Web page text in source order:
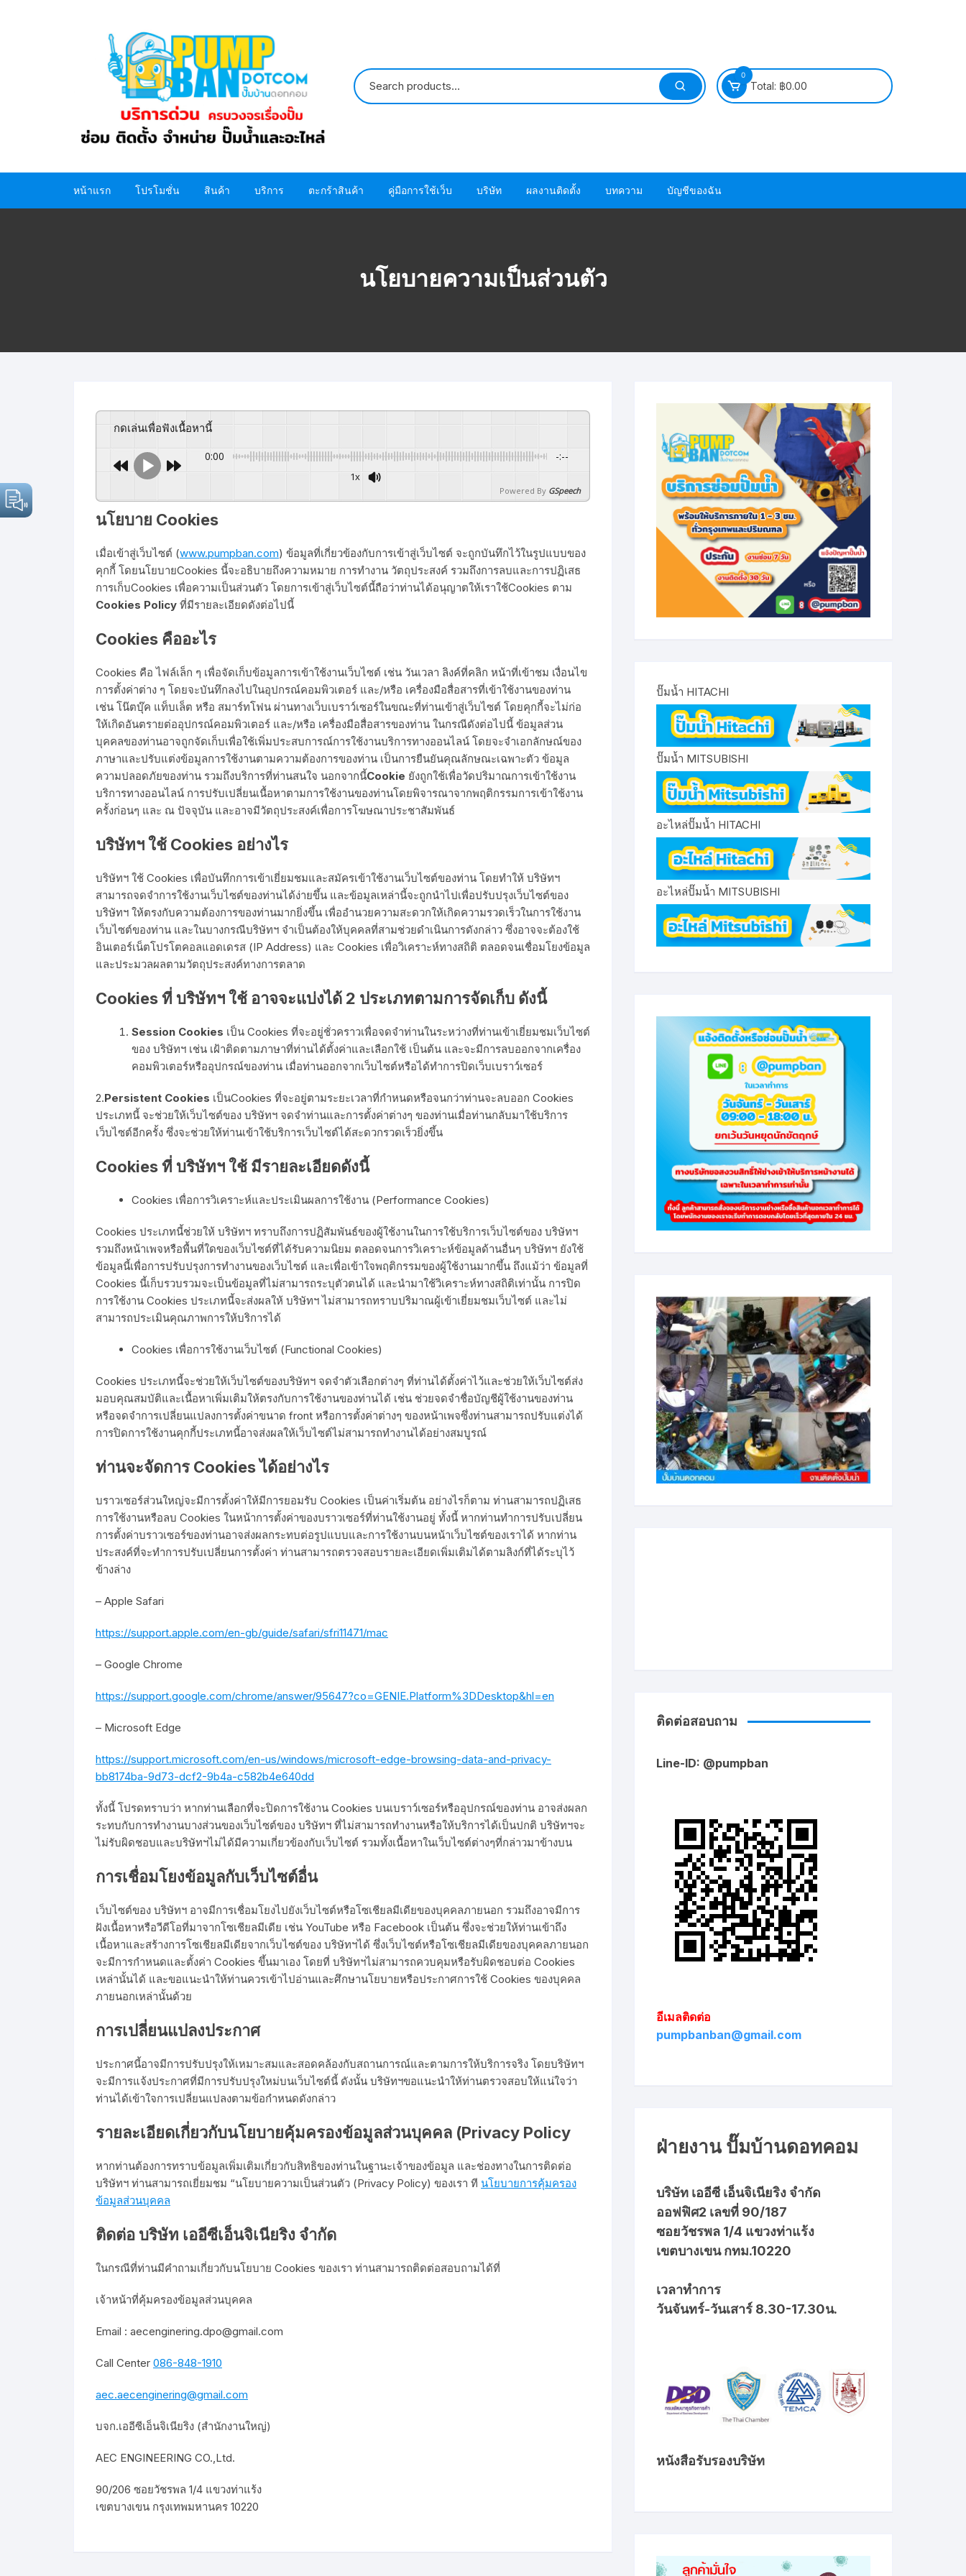
0
Total: ฿0.00
หน้าแรก โปรโมชั่น สินค้า
HITACHI
บริการ ตะกร้าสินค้า คู่มือการใช้เว็บ บริษัท ผลงานติดตั้ง บทความ บัญชีของฉัน
นโยบายความเป็นส่วนตัว
กดเล่นเพื่อฟังเนื้อหานี้
0:00 -:--
1x
Powered By GSpeech
นโยบาย Cookies
เมื่อเข้าสู่เว็บไซต์ (www.pumpban.com) ข้อมูลที่เกี่ยวข้องกับการเข้าสู่เว็บไซต์ จะถูกบันทึกไว้ในรูปแบบของ
คุกกี้ โดยนโยบายCookies นี้จะอธิบายถึงความหมาย การทำงาน วัตถุประสงค์ รวมถึงการลบและการปฏิเสธ
การเก็บCookies เพื่อความเป็นส่วนตัว โดยการเข้าสู่เว็บไซต์นี้ถือว่าท่านได้อนุญาตให้เราใช้Cookies ตาม
Cookies Policy ที่มีรายละเอียดดังต่อไปนี้
Cookies คืออะไร
Cookies คือ ไฟล์เล็ก ๆ เพื่อจัดเก็บข้อมูลการเข้าใช้งานเว็บไซต์ เช่น วันเวลา ลิงค์ที่คลิก หน้าที่เข้าชม เงื่อนไข
การตั้งค่าต่าง ๆ โดยจะบันทึกลงไปในอุปกรณ์คอมพิวเตอร์ และ/หรือ เครื่องมือสื่อสารที่เข้าใช้งานของท่าน
เช่น โน๊ตบุ๊ค แท็บเล็ต หรือ สมาร์ทโฟน ผ่านทางเว็บเบราว์เซอร์ในขณะที่ท่านเข้าสู่เว็บไซต์ โดยคุกกี้จะไม่ก่อ
ให้เกิดอันตรายต่ออุปกรณ์คอมพิวเตอร์ และ/หรือ เครื่องมือสื่อสารของท่าน ในกรณีดังต่อไปนี้ ข้อมูลส่วน
บุคคลของท่านอาจถูกจัดเก็บเพื่อใช้เพิ่มประสบการณ์การใช้งานบริการทางออนไลน์ โดยจะจำเอกลักษณ์ของ
ภาษาและปรับแต่งข้อมูลการใช้งานตามความต้องการของท่าน เป็นการยืนยันคุณลักษณะเฉพาะตัว ข้อมูล
ความปลอดภัยของท่าน รวมถึงบริการที่ท่านสนใจ นอกจากนี้Cookie ยังถูกใช้เพื่อวัดปริมาณการเข้าใช้งาน
บริการทางออนไลน์ การปรับเปลี่ยนเนื้อหาตามการใช้งานของท่านโดยพิจารณาจากพฤติกรรมการเข้าใช้งาน
ครั้งก่อนๆ และ ณ ปัจจุบัน และอาจมีวัตถุประสงค์เพื่อการโฆษณาประชาสัมพันธ์
บริษัทฯ ใช้ Cookies อย่างไร
บริษัทฯ ใช้ Cookies เพื่อบันทึกการเข้าเยี่ยมชมและสมัครเข้าใช้งานเว็บไซต์ของท่าน โดยทำให้ บริษัทฯ
สามารถจดจำการใช้งานเว็บไซต์ของท่านได้ง่ายขึ้น และข้อมูลเหล่านี้จะถูกนำไปเพื่อปรับปรุงเว็บไซต์ของ
บริษัทฯ ให้ตรงกับความต้องการของท่านมากยิ่งขึ้น เพื่ออำนวยความสะดวกให้เกิดความรวดเร็วในการใช้งาน
เว็บไซต์ของท่าน และในบางกรณีบริษัทฯ จำเป็นต้องให้บุคคลที่สามช่วยดำเนินการดังกล่าว ซึ่งอาจจะต้องใช้
อินเตอร์เน็ตโปรโตคอลแอดเดรส (IP Address) และ Cookies เพื่อวิเคราะห์ทางสถิติ ตลอดจนเชื่อมโยงข้อมูล
และประมวลผลตามวัตถุประสงค์ทางการตลาด
Cookies ที่ บริษัทฯ ใช้ อาจจะแบ่งได้ 2 ประเภทตามการจัดเก็บ ดังนี้
Session Cookies เป็น Cookies ที่จะอยู่ชั่วคราวเพื่อจดจำท่านในระหว่างที่ท่านเข้าเยี่ยมชมเว็บไซต์
ของ บริษัทฯ เช่น เฝ้าติดตามภาษาที่ท่านได้ตั้งค่าและเลือกใช้ เป็นต้น และจะมีการลบออกจากเครื่อง
คอมพิวเตอร์หรืออุปกรณ์ของท่าน เมื่อท่านออกจากเว็บไซต์หรือได้ทำการปิดเว็บเบราว์เซอร์
2.Persistent Cookies เป็นCookies ที่จะอยู่ตามระยะเวลาที่กำหนดหรือจนกว่าท่านจะลบออก Cookies
ประเภทนี้ จะช่วยให้เว็บไซต์ของ บริษัทฯ จดจำท่านและการตั้งค่าต่างๆ ของท่านเมื่อท่านกลับมาใช้บริการ
เว็บไซต์อีกครั้ง ซึ่งจะช่วยให้ท่านเข้าใช้บริการเว็บไซต์ได้สะดวกรวดเร็วยิ่งขึ้น
Cookies ที่ บริษัทฯ ใช้ มีรายละเอียดดังนี้
Cookies เพื่อการวิเคราะห์และประเมินผลการใช้งาน (Performance Cookies)
Cookies ประเภทนี้ช่วยให้ บริษัทฯ ทราบถึงการปฏิสัมพันธ์ของผู้ใช้งานในการใช้บริการเว็บไซต์ของ บริษัทฯ
รวมถึงหน้าเพจหรือพื้นที่ใดของเว็บไซต์ที่ได้รับความนิยม ตลอดจนการวิเคราะห์ข้อมูลด้านอื่นๆ บริษัทฯ ยังใช้
ข้อมูลนี้เพื่อการปรับปรุงการทำงานของเว็บไซต์ และเพื่อเข้าใจพฤติกรรมของผู้ใช้งานมากขึ้น ถึงแม้ว่า ข้อมูลที่
Cookies นี้เก็บรวบรวมจะเป็นข้อมูลที่ไม่สามารถระบุตัวตนได้ และนำมาใช้วิเคราะห์ทางสถิติเท่านั้น การปิด
การใช้งาน Cookies ประเภทนี้จะส่งผลให้ บริษัทฯ ไม่สามารถทราบปริมาณผู้เข้าเยี่ยมชมเว็บไซต์ และไม่
สามารถประเมินคุณภาพการให้บริการได้
Cookies เพื่อการใช้งานเว็บไซต์ (Functional Cookies)
Cookies ประเภทนี้จะช่วยให้เว็บไซต์ของบริษัทฯ จดจำตัวเลือกต่างๆ ที่ท่านได้ตั้งค่าไว้และช่วยให้เว็บไซต์ส่ง
มอบคุณสมบัติและเนื้อหาเพิ่มเติมให้ตรงกับการใช้งานของท่านได้ เช่น ช่วยจดจำชื่อบัญชีผู้ใช้งานของท่าน
หรือจดจำการเปลี่ยนแปลงการตั้งค่าขนาด front หรือการตั้งค่าต่างๆ ของหน้าเพจซึ่งท่านสามารถปรับแต่งได้
การปิดการใช้งานคุกกี้ประเภทนี้อาจส่งผลให้เว็บไซต์ไม่สามารถทำงานได้อย่างสมบูรณ์
ท่านจะจัดการ Cookiesได้อย่างไร
บราวเซอร์ส่วนใหญ่จะมีการตั้งค่าให้มีการยอมรับ Cookies เป็นค่าเริ่มต้น อย่างไรก็ตาม ท่านสามารถปฏิเสธ
การใช้งานหรือลบ Cookies ในหน้าการตั้งค่าของบราวเซอร์ที่ท่านใช้งานอยู่ ทั้งนี้ หากท่านทำการปรับเปลี่ยน
การตั้งค่าบราวเซอร์ของท่านอาจส่งผลกระทบต่อรูปแบบและการใช้งานบนหน้าเว็บไซต์ของเราได้ หากท่าน
ประสงค์ที่จะทำการปรับเปลี่ยนการตั้งค่า ท่านสามารถตรวจสอบรายละเอียดเพิ่มเติมได้ตามลิงก์ที่ได้ระบุไว้
ข้างล่าง
– Apple Safari
https://support.apple.com/en-gb/guide/safari/sfri11471/mac
– Google Chrome
https://support.google.com/chrome/answer/95647?co=GENIE.Platform%3DDesktop&hl=en
– Microsoft Edge
https://support.microsoft.com/en-us/windows/microsoft-edge-browsing-data-and-privacy-
bb8174ba-9d73-dcf2-9b4a-c582b4e640dd
ทั้งนี้ โปรดทราบว่า หากท่านเลือกที่จะปิดการใช้งาน Cookies บนเบราว์เซอร์หรืออุปกรณ์ของท่าน อาจส่งผลก
ระทบกับการทำงานบางส่วนของเว็บไซต์ของ บริษัทฯ ที่ไม่สามารถทำงานหรือให้บริการได้เป็นปกติ บริษัทฯจะ
ไม่รับผิดชอบและบริษัทฯไม่ได้มีความเกี่ยวข้องกับเว็บไซต์ รวมทั้งเนื้อหาในเว็บไซต์ต่างๆที่กล่าวมาข้างบน
การเชื่อมโยงข้อมูลกับเว็บไซต์อื่น
เว็บไซต์ของ บริษัทฯ อาจมีการเชื่อมโยงไปยังเว็บไซต์หรือโซเชียลมีเดียของบุคคลภายนอก รวมถึงอาจมีการ
ฝังเนื้อหาหรือวีดีโอที่มาจากโซเชียลมีเดีย เช่น YouTube หรือ Facebook เป็นต้น ซึ่งจะช่วยให้ท่านเข้าถึง
เนื้อหาและสร้างการโซเชียลมีเดียจากเว็บไซต์ของ บริษัทฯได้ ซึ่งเว็บไซต์หรือโซเชียลมีเดียของบุคคลภายนอก
จะมีการกำหนดและตั้งค่า Cookies ขึ้นมาเอง โดยที่ บริษัทฯไม่สามารถควบคุมหรือรับผิดชอบต่อ Cookies
เหล่านั้นได้ และขอแนะนำให้ท่านควรเข้าไปอ่านและศึกษานโยบายหรือประกาศการใช้ Cookies ของบุคคล
ภายนอกเหล่านั้นด้วย
การเปลี่ยนแปลงประกาศ
ประกาศนี้อาจมีการปรับปรุงให้เหมาะสมและสอดคล้องกับสถานการณ์และตามการให้บริการจริง โดยบริษัทฯ
จะมีการแจ้งประกาศที่มีการปรับปรุงใหม่บนเว็บไซต์นี้ ดังนั้น บริษัทฯขอแนะนำให้ท่านตรวจสอบให้แน่ใจว่า
ท่านได้เข้าใจการเปลี่ยนแปลงตามข้อกำหนดดังกล่าว
รายละเอียดเกี่ยวกับนโยบายคุ้มครองข้อมูลส่วนบุคคล (Privacy Policy
หากท่านต้องการทราบข้อมูลเพิ่มเติมเกี่ยวกับสิทธิของท่านในฐานะเจ้าของข้อมูล และช่องทางในการติดต่อ
บริษัทฯ ท่านสามารถเยี่ยมชม “นโยบายความเป็นส่วนตัว (Privacy Policy) ของเรา ที นโยบายการคุ้มครอง
ข้อมูลส่วนบุคคล
ติดต่อ บริษัท เออีซีเอ็นจิเนียริง จำกัด
ในกรณีที่ท่านมีคำถามเกี่ยวกับนโยบาย Cookies ของเรา ท่านสามารถติดต่อสอบถามได้ที่
เจ้าหน้าที่คุ้มครองข้อมูลส่วนบุคคล
Email : aecenginering.dpo@gmail.com
Call Center 086-848-1910
aec.aecenginering@gmail.com
บจก.เออีซีเอ็นจิเนียริง (สำนักงานใหญ่)
AEC ENGINEERING CO.,Ltd.
90/206 ซอยวัชรพล 1/4 แขวงท่าแร้ง
เขตบางเขน กรุงเทพมหานคร 10220
ปั๊มน้ำ HITACHI
ปั๊มน้ำ MITSUBISHI
อะไหล่ปั๊มน้ำ HITACHI
อะไหล่ปั๊มน้ำ MITSUBISHI
ติดต่อสอบถาม
Line-ID: @pumpban
อีเมลติดต่อ
pumpbanban@gmail.com
ฝ่ายงาน ปั๊มบ้านดอทคอม
บริษัท เออีซี เอ็นจิเนียริง จำกัด
ออฟฟิศ2 เลขที่ 90/187
ซอยวัชรพล 1/4 แขวงท่าแร้ง
เขตบางเขน กทม.10220
เวลาทำการ
วันจันทร์-วันเสาร์ 8.30-17.30น.
หนังสือรับรองบริษัท